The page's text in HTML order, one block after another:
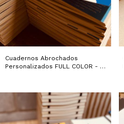
Cuadernos Abrochados
Personalizados FULL COLOR - A